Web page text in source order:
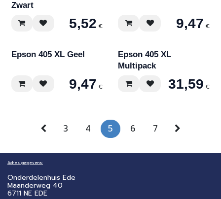
Zwart
5,52 € 9,47 €
Epson 405 XL Geel
9,47 €
Epson 405 XL
Multipack
31,59 €
3 4 5 6 7
Adres gegevens:
Onderdelenhuis Ede
Maanderweg 40
6711 NE EDE